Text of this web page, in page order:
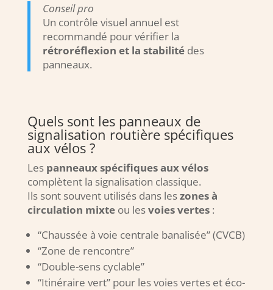
Conseil pro
Un contrôle visuel annuel est
recommandé pour vérifier la
rétroréflexion et la stabilitédes
panneaux.
Quels sont les panneaux de
signalisation routière spécifiques
aux vélos ?
Les panneaux spécifiques aux vélos
complètent la signalisation classique.
Ils sont souvent utilisés dans leszones à
circulation mixteou lesvoies vertes:
“Chaussée à voie centrale banalisée” (CVCB)
“Zone de rencontre”
“Double-sens cyclable”
“Itinéraire vert” pour les voies vertes et éco-